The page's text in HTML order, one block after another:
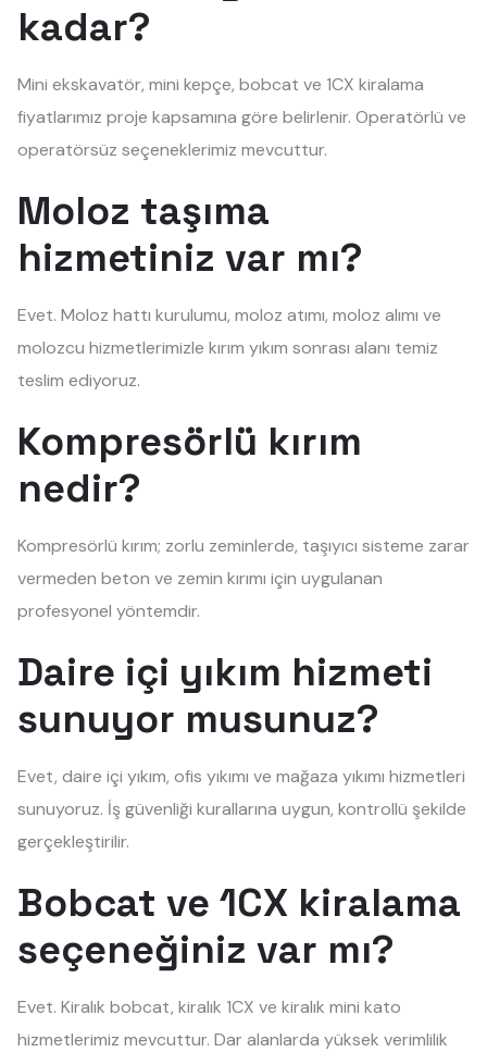
kadar?
Mini ekskavatör, mini kepçe, bobcat ve 1CX kiralama
fiyatlarımız proje kapsamına göre belirlenir. Operatörlü ve
operatörsüz seçeneklerimiz mevcuttur.
Moloz taşıma
hizmetiniz var mı?
Evet. Moloz hattı kurulumu, moloz atımı, moloz alımı ve
molozcu hizmetlerimizle kırım yıkım sonrası alanı temiz
teslim ediyoruz.
Kompresörlü kırım
nedir?
Kompresörlü kırım; zorlu zeminlerde, taşıyıcı sisteme zarar
vermeden beton ve zemin kırımı için uygulanan
profesyonel yöntemdir.
Daire içi yıkım hizmeti
sunuyor musunuz?
Evet, daire içi yıkım, ofis yıkımı ve mağaza yıkımı hizmetleri
sunuyoruz. İş güvenliği kurallarına uygun, kontrollü şekilde
gerçekleştirilir.
Bobcat ve 1CX kiralama
seçeneğiniz var mı?
Evet. Kiralık bobcat, kiralık 1CX ve kiralık mini kato
hizmetlerimiz mevcuttur. Dar alanlarda yüksek verimlilik